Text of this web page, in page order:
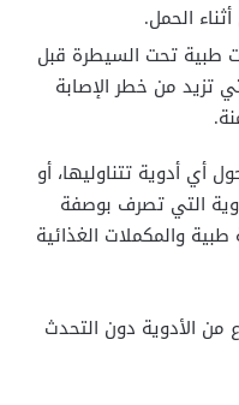
الحمل.
طبية تحت السيطرة قبل
تزيد من خطر الإصابة
أي أدوية تتناوليها، أو
التي تصرف بوصفة
والمكملات الغذائية
من الأدوية دون التحدث